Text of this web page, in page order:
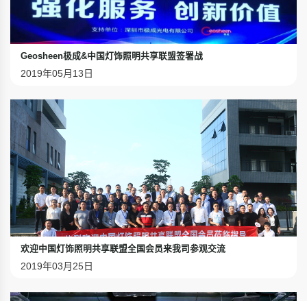
Geosheen极成&中国灯饰照明共享联盟签署战
2019年05月13日
欢迎中国灯饰照明共享联盟全国会员来我司参观交流
2019年03月25日